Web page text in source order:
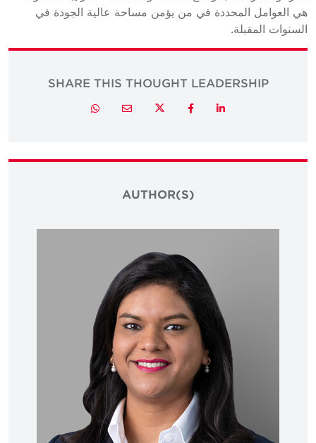
هي العوامل المحددة في من يؤمن مساحة عالية الجودة في
السنوات المقبلة.
SHARE THIS THOUGHT LEADERSHIP
LinkedIn
Facebook
Twitter
Email
Whatsapp
AUTHOR(S)